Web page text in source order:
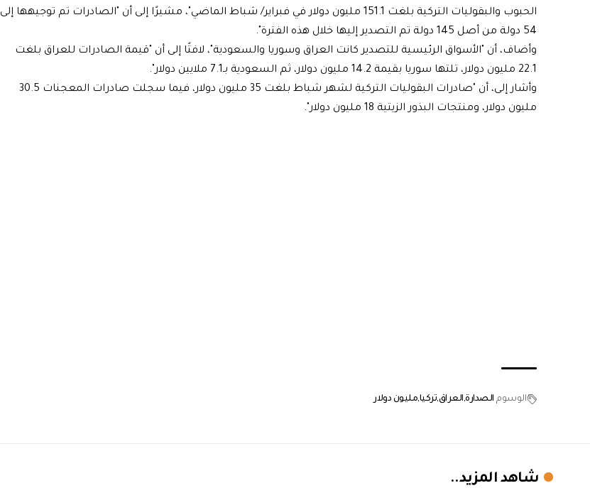
الحبوب والبقوليات التركية بلغت 151.1 مليون دولار في فبراير/ شباط الماضي"، مشيرًا إلى أن "الصادرات تم توجيهها إلى
54 دولة من أصل 145 دولة تم التصدير إليها خلال هذه الفترة".
وأضاف، أن "الأسواق الرئيسية للتصدير كانت العراق وسوريا والسعودية"، لافتًا إلى أن "قيمة الصادرات للعراق بلغت
22.1 مليون دولار، تلتها سوريا بقيمة 14.2 مليون دولار، ثم السعودية بـ7.1 ملايين دولار".
وأشار إلى، أن "صادرات البقوليات التركية لشهر شباط بلغت 35 مليون دولار، فيما سجلت صادرات المعجنات 30.5
مليون دولار، ومنتجات البذور الزيتية 18 مليون دولار".
الوسوم الصدارة العراق تركيا مليون دولار
شاهد المزيد..